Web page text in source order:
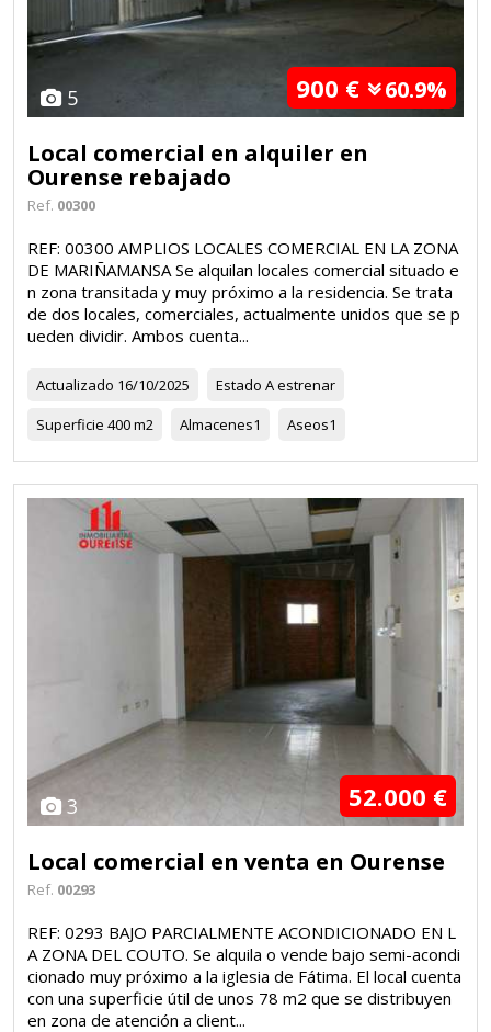
5 900 € 60.9%
Local comercial en alquiler en
Ourense rebajado
Ref. 00300
REF: 00300 AMPLIOS LOCALES COMERCIAL EN LA ZONA
DE MARIÑAMANSA Se alquilan locales comercial situado e
n zona transitada y muy próximo a la residencia. Se trata
de dos locales, comerciales, actualmente unidos que se p
ueden dividir. Ambos cuenta...
Actualizado 16/10/2025 Estado A estrenar
Superficie 400 m2 Almacenes1 Aseos1
3 52.000 €
Local comercial en venta en Ourense
Ref. 00293
REF: 0293 BAJO PARCIALMENTE ACONDICIONADO EN L
A ZONA DEL COUTO. Se alquila o vende bajo semi-acondi
cionado muy próximo a la iglesia de Fátima. El local cuenta
con una superficie útil de unos 78 m2 que se distribuyen
en zona de atención a client...